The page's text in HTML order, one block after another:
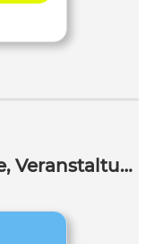
Bildungsangebote, Termine, Veranstaltungen